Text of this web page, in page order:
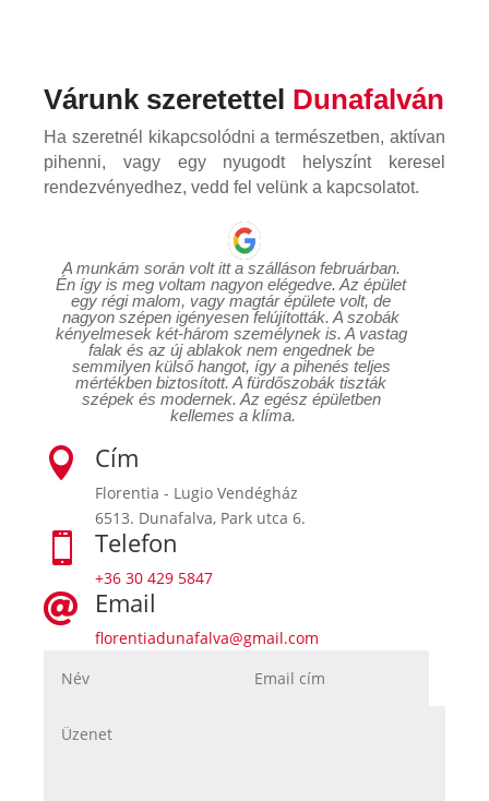
Várunk szeretettel Dunafalván
Ha szeretnél kikapcsolódni a természetben, aktívan
pihenni, vagy egy nyugodt helyszínt keresel
rendezvényedhez, vedd fel velünk a kapcsolatot.
A munkám során volt itt a szálláson februárban.
Én így is meg voltam nagyon elégedve. Az épület
egy régi malom, vagy magtár épülete volt, de
nagyon szépen igényesen felújították. A szobák
kényelmesek két-három személynek is. A vastag
falak és az új ablakok nem engednek be
semmilyen külső hangot, így a pihenés teljes
mértékben biztosított. A fürdőszobák tiszták
szépek és modernek. Az egész épületben
kellemes a klíma.
 Cím
Florentia - Lugio Vendégház
6513. Dunafalva, Park utca 6.
 Telefon
+36 30 429 5847
 Email
florentiadunafalva@gmail.com